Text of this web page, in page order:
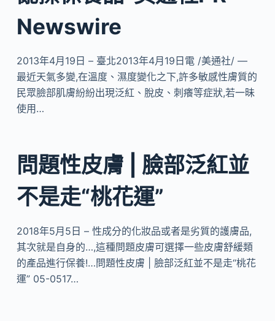
Newswire
2013年4月19日 – 臺北2013年4月19日電 /美通社/ —
最近天氣多變,在溫度、濕度變化之下,許多敏感性膚質的
民眾臉部肌膚紛紛出現泛紅、脫皮、刺癢等症狀,若一昧
使用…
問題性皮膚 | 臉部泛紅並
不是走“桃花運”
2018年5月5日 – 性成分的化妝品或者是劣質的護膚品,
其次就是自身的…,這種問題皮膚可選擇一些皮膚舒緩類
的產品進行保養!…問題性皮膚 | 臉部泛紅並不是走“桃花
運” 05-0517…